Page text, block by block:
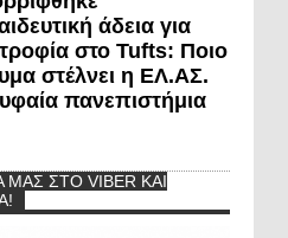
άδεια για
στο Tufts: Ποιο
στέλνει η ΕΛ.ΑΣ.
πανεπιστήμια
ΣΤΟ VIBER ΚΑΙ